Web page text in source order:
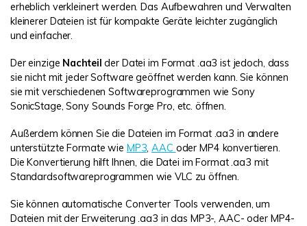
erheblich verkleinert werden. Das Aufbewahren und Verwalten
kleinerer Dateien ist für kompakte Geräte leichter zugänglich
und einfacher.
Der einzige Nachteilder Datei im Format .aa3 ist jedoch, dass
sie nicht mit jeder Software geöffnet werden kann. Sie können
sie mit verschiedenen Softwareprogrammen wie Sony
SonicStage, Sony Sounds Forge Pro, etc. öffnen.
Außerdem können Sie die Dateien im Format .aa3 in andere
unterstützte Formate wie MP3,AAC oder MP4 konvertieren.
Die Konvertierung hilft Ihnen, die Datei im Format .aa3 mit
Standardsoftwareprogrammen wie VLC zu öffnen.
Sie können automatische Converter Tools verwenden, um
Dateien mit der Erweiterung .aa3 in das MP3-, AAC- oder MP4-